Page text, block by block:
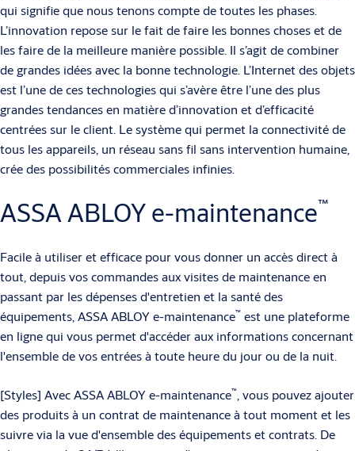
qui signifie que nous tenons compte de toutes les phases.
L’innovation repose sur le fait de faire les bonnes choses et de
les faire de la meilleure manière possible. Il s’agit de combiner
de grandes idées avec la bonne technologie. L’Internet des objets
est l’une de ces technologies qui s’avère être l’une des plus
grandes tendances en matière d’innovation et d’efficacité
centrées sur le client. Le système qui permet la connectivité de
tous les appareils, un réseau sans fil sans intervention humaine,
crée des possibilités commerciales infinies.
ASSA ABLOY e-maintenance™
Facile à utiliser et efficace pour vous donner un accès direct à
tout, depuis vos commandes aux visites de maintenance en
passant par les dépenses d'entretien et la santé des
équipements, ASSA ABLOY e-maintenance™ est une plateforme
en ligne qui vous permet d'accéder aux informations concernant
l'ensemble de vos entrées à toute heure du jour ou de la nuit.
[Styles] Avec ASSA ABLOY e-maintenance™, vous pouvez ajouter
des produits à un contrat de maintenance à tout moment et les
suivre via la vue d'ensemble des équipements et contrats. De